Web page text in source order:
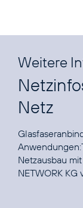
Weitere
Netz
Anwendungen:
Netzausbau
NETWORK KG